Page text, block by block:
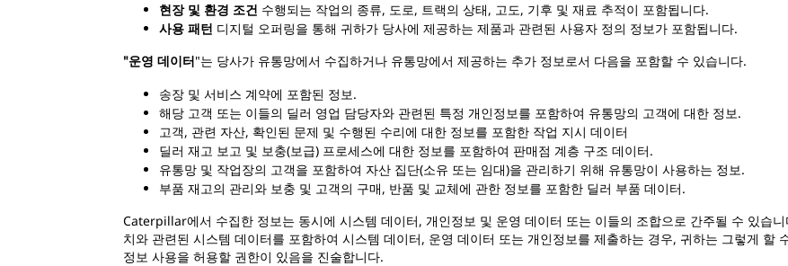
현장 및 환경 조건 수행되는 작업의 종류, 도로, 트랙의 상태, 고도, 기후 및 재료 추적이 포함됩니다.
사용 패턴 디지털 오퍼링을 통해 귀하가 당사에 제공하는 제품과 관련된 사용자 정의 정보가 포함됩니다.
"운영 데이터"는 당사가 유통망에서 수집하거나 유통망에서 제공하는 추가 정보로서 다음을 포함할 수 있습니다.
송장 및 서비스 계약에 포함된 정보.
해당 고객 또는 이들의 딜러 영업 담당자와 관련된 특정 개인정보를 포함하여 유통망의 고객에 대한 정보.
고객, 관련 자산, 확인된 문제 및 수행된 수리에 대한 정보를 포함한 작업 지시 데이터
딜러 재고 보고 및 보충(보급) 프로세스에 대한 정보를 포함하여 판매점 계층 구조 데이터.
유통망 및 작업장의 고객을 포함하여 자산 집단(소유 또는 임대)을 관리하기 위해 유통망이 사용하는 정보.
부품 재고의 관리와 보충 및 고객의 구매, 반품 및 교체에 관한 정보를 포함한 딜러 부품 데이터.
Caterpillar에서 수집한 정보는 동시에 시스템 데이터, 개인정보 및 운영 데이터 또는 이들의 조합으로 간주될 수 있습
치와 관련된 시스템 데이터를 포함하여 시스템 데이터, 운영 데이터 또는 개인정보를 제출하는 경우, 귀하는 그렇게 할
정보 사용을 허용할 권한이 있음을 진술합니다.